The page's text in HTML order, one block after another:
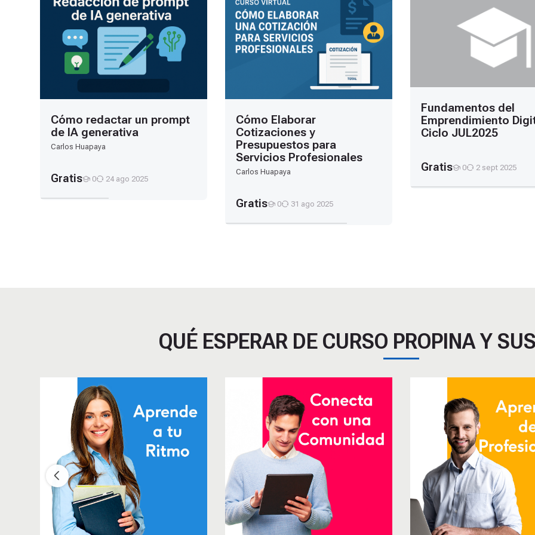
Cómo redactar un prompt
de IA generativa
Carlos Huapaya
Gratis 0
Estudiantes
24 ago 2025
Cómo Elaborar
Cotizaciones y
Presupuestos para
Servicios Profesionales
Carlos Huapaya
Gratis 0
Estudiantes
31 ago 2025
Fundamentos del
Emprendimiento
Ciclo JUL2025
Gratis 0
Estudiantes
2 sept 2025
Búsqueda
Mis cursos
Cursos
Tecnología
Emprendimiento y gestión empresarial
QUÉ ESPERAR DE CURSO PROPINA Y